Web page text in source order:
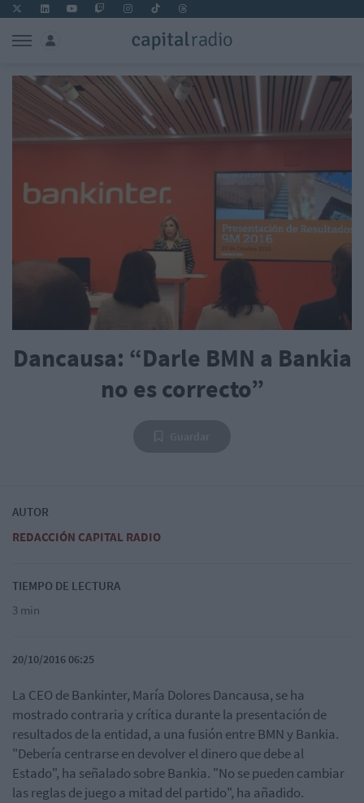
Dancausa: “Darle BMN a Bankia
no es correcto”
AUTOR
REDACCIÓN CAPITAL RADIO
TIEMPO DE LECTURA
3 min
20/10/2016 06:25
La CEO de Bankinter, María Dolores Dancausa, se ha
mostrado contraria y crítica durante la presentación de
resultados de la entidad, a una fusión entre BMN y Bankia.
"Debería centrarse en devolver el dinero que debe al
Estado", ha señalado sobre Bankia. "No se pueden cambiar
las reglas de juego a mitad del partido", ha añadido.